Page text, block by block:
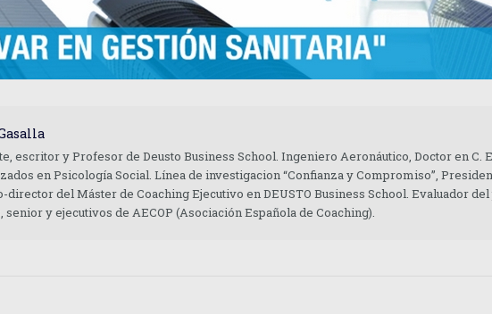
escritor y Profesor de Deusto Business School. Ingeniero Aeronáutico, Doctor en C.
en Psicología Social. Línea de investigacion “Confianza y Compromiso”,
director del Máster de Coaching Ejecutivo en DEUSTO Business School. Evaluador
y ejecutivos de AECOP (Asociación Española de Coaching).